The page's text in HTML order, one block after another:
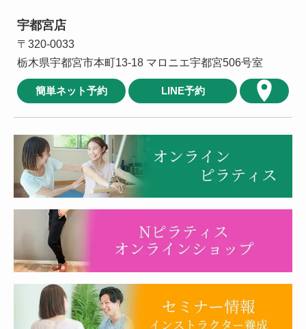
宇都宮店
〒320-0033
栃木県宇都宮市本町13-18 マロニエ宇都宮506号室
簡単ネット予約 LINE予約